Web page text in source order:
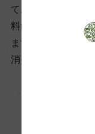
飲み頃温度
10℃
ております。
料飲店様には帳合
ます。
消費者様には酒販
お取